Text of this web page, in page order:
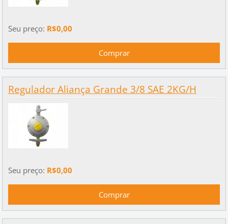
Seu preço: R$0,00
Regulador Aliança Grande 3/8 SAE 2KG/H
Seu preço: R$0,00